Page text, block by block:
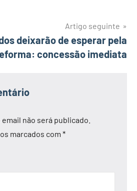
Artigo seguinte
deixarão de esperar pela
concessão imediata
não será publicado.
marcados com *